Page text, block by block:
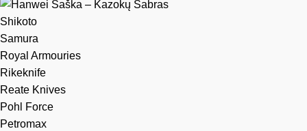
Shikoto
Samura
Royal Armouries
Rikeknife
Reate Knives
Pohl Force
Petromax